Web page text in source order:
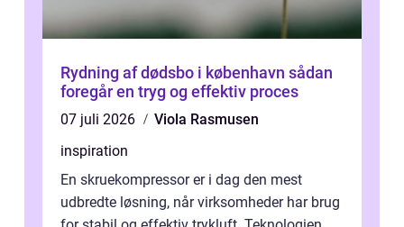
Rydning af dødsbo i københavn sådan
foregår en tryg og effektiv proces
07 juli 2026
Viola Rasmusen
inspiration
En skruekompressor er i dag den mest
udbredte løsning, når virksomheder har brug